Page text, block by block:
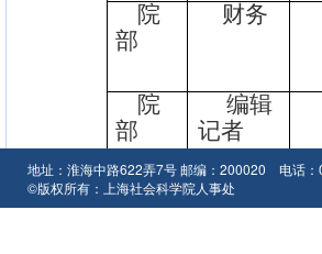
院
部
财务
院
部
编辑
记者
社
学术
地址：淮海中路622弄7号 邮编：200020 电话
©版权所有：上海社会科学院人事处